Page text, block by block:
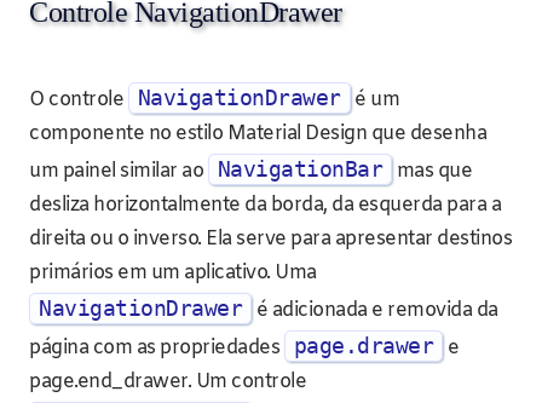
Controle NavigationDrawer
O controle NavigationDrawer
é um
componente no estilo Material Design que desenha
um painel similar ao
NavigationBar
mas que
desliza horizontalmente da borda, da esquerda para a
direita ou o inverso. Ela serve para apresentar destinos
primários em um aplicativo. Uma
NavigationDrawer
é adicionada e removida da
página com as propriedades
page.drawer
e
page.end_drawer. Um controle